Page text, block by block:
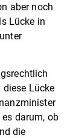
aber noch
Lücke in
Lücke
darum, ob
die